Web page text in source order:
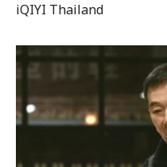
iQIYI Thailand